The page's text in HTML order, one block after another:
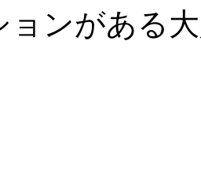
ョンがある